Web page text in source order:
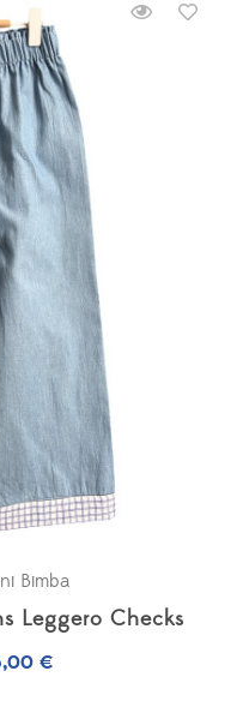
€.30,00 €.
Bimba
Leggero Checks
€Il